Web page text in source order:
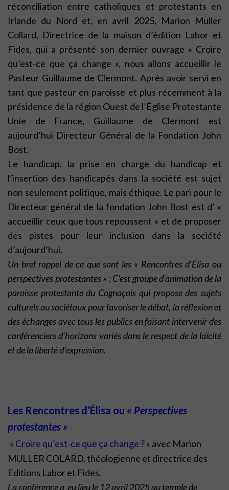
réconciliation entre catholiques et protestants en
Irlande du Nord et, en avril 2025, Marion Muller
Collard, Directrice de la maison d’édition Labor et
Fides, qui a présenté son dernier ouvrage « Croire
qu’est-ce que ça change », nous allons accueillir le
Pasteur Guillaume de Clermont. Après avoir servi en
tant que pasteur en paroisse et plus récemment à la
présidence de la région Ouest de l’Église Protestante
Unie de France, Guillaume de Clermont est
aujourd’hui Directeur Général de la Fondation John
Bost.
Le handicap, la prise en charge du handicap et
l’insertion des handicapés dans la société est sujet
non seulement politique, mais éthique. Le pari pour le
Directeur général de la fondation John Bost est d’ «
accueillir ceux que tous repoussent » et de proposer
des pistes pour leur inclusion dans la société
d’aujourd’hui.
Un bref rappel de ce que sont les « Rencontres d’Élisa ou
perspectives protestantes » :C’est groupe d’animation de la
paroisse protestante du Cognaçais qui propose des sujets
culturels ou sociétaux pour favoriser le débat, la réflexion et
des échanges avec tous les publics en faisant intervenir des
conférenciers d’horizons variés dans le respect de la laïcité
et de la liberté d’expression.
Les Rencontres d’Élisa ou « Perspectives
protestantes »
« Croire qu’est-ce que ça change ? » avec Marion
MULLER COLARD, théologienne et directrice des
Editions Labor et Fides.
La conférence a eu lieu le 12 avril 2025au temple de